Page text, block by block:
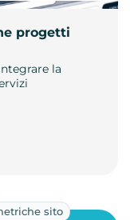
progetti
la
sito